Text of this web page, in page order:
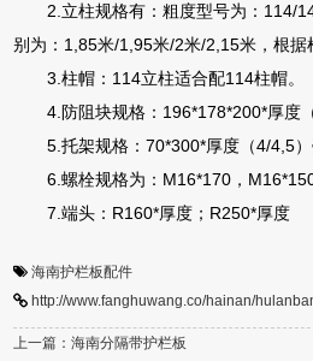
2.立柱规格有：粗度型号为：114/
别为：1,85米/1,95米/2米/2,15米，根据
3.柱帽：114立柱适合配114柱帽。
4.防阻块规格：196*178*200*厚度
5.托架规格：70*300*厚度（4/4,5
6.螺栓规格为：M16*170，
7.端头：R160*厚度；R250*厚度
海南护栏板配件
http://www.fanghuwang.co/hainan/
上一篇：海南分隔带护栏板